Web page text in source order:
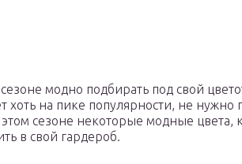
модно подбирать под свой
хоть на пике популярности, не нужно
этом сезоне некоторые модные цвета,
в свой гардероб.